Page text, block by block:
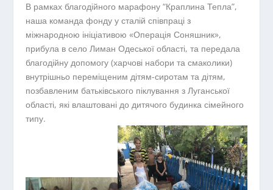
В рамках благодійного марафону “Краплина Тепла”,
наша команда фонду у сталій співпраці з
міжнародною ініціативою «Операція Соняшник»,
прибула в село Лиман Одеської області, та передала
благодійну допомогу (харчові набори та смаколики)
внутрішньо переміщеним дітям-сиротам та дітям,
позбавленим батьківського піклування з Луганської
області, які влаштовані до дитячого будинка сімейного
типу.